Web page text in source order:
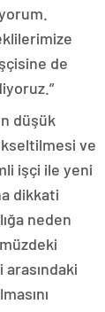
de
düşük
ve
işçi ile yeni
dikkati
neden